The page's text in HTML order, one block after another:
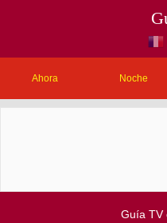
Ahora Noche
Guía TV